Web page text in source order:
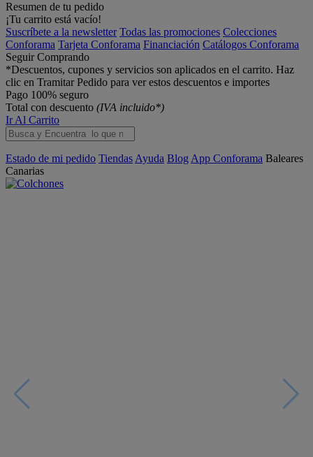
Resumen de tu pedido
¡Tu carrito está vacío!
Suscríbete a la newsletter Todas las promociones Colecciones
Conforama Tarjeta Conforama Financiación Catálogos Conforama
Seguir Comprando
*Descuentos, cupones y servicios son aplicados en el carrito. Haz
clic en Tramitar Pedido para ver estos descuentos e importes
Pago 100% seguro
Total con descuento (IVA incluido*)
Ir Al Carrito
Estado de mi pedido Tiendas Ayuda Blog App Conforama Baleares
Canarias